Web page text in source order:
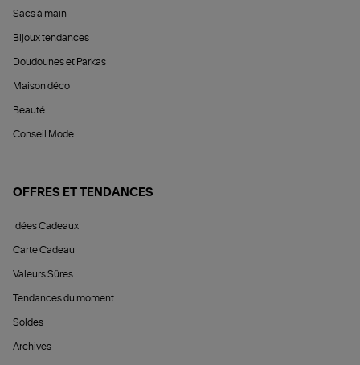
Sacs à main
Bijoux tendances
Doudounes et Parkas
Maison déco
Beauté
Conseil Mode
OFFRES ET TENDANCES
Idées Cadeaux
Carte Cadeau
Valeurs Sûres
Tendances du moment
Soldes
Archives